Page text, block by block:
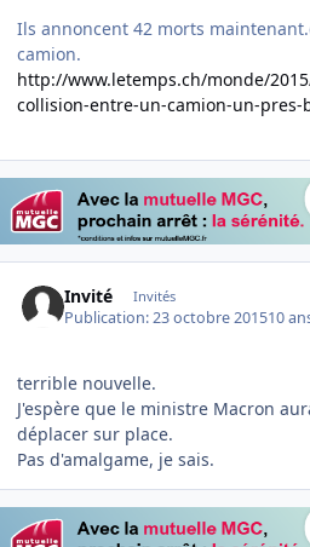
Ils annoncent 42 morts
camion.
http://www.letemps.ch/monde/
collision-entre-un-camion-un-pres-
Invité Invités
Publication:23 octobre 201510
terrible nouvelle.
J'espère que le ministre Macron
déplacer sur place.
Pas d'amalgame, je sais.